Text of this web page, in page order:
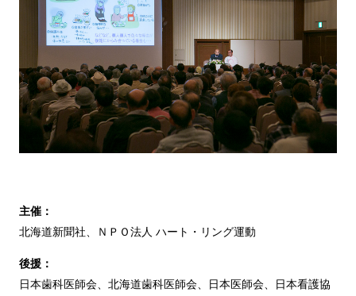
主催：
北海道新聞社、ＮＰＯ法人 ハート・リング運動
後援：
日本歯科医師会、北海道歯科医師会、日本医師会、日本看護協